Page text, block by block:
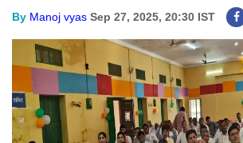
By Manoj vyas Sep 27, 2025, 20:30 IST